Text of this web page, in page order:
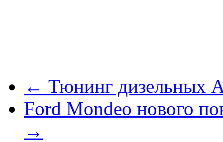
← Тюнинг дизельных
Ford Mondeo нового
→